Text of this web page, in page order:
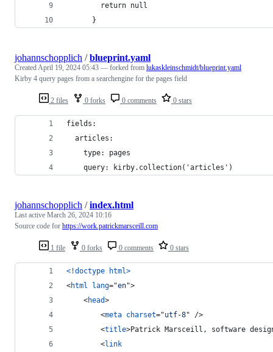
        return null
      }
2 files 0 forks 0 comments 0 stars
johannschopplich /blueprint.yaml
CreatedApril 19, 2024 05:43 — forked from lukaskleinschmidt/blueprint.yaml
Kirby 4 query pages from a searchengine for the pages field
fields:
  articles:
    type: pages
    query: kirby.collection('articles')
1 file 0 forks 0 comments 0 stars
johannschopplich /index.html
Last active March 26, 2024 10:16
Source code for https://work.patrickmarsceill.com
<!doctype html>
<html lang="en">
<head>
<meta charset="utf-8" />
<title>Patrick Marsceill, software
<link